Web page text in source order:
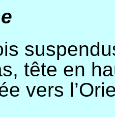
tête en
vers